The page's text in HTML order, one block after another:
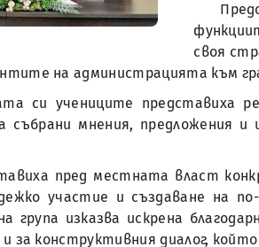
своя
на администрацията към
си учениците представиха
събрани мнения, предложения
пред местната власт
участие и създаване на
група изказва искрена
за конструктивния диалог,